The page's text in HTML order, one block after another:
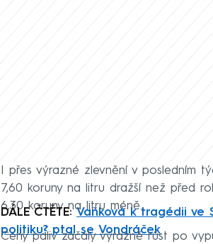
I přes výrazné zlevnění v posledním
7,60 koruny na litru dražší než před
6,30 koruny na litru méně.
DÁLE ČTĚTE:Vaňková k tragédii ve
politiku? ptal se Vondráček
Ceny paliv začaly výrazně růst po